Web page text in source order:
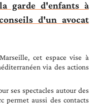
garde d'enfants à
d'un avocat
cet espace vise à
via des actions
ses spectacles autour des
permet aussi des contacts